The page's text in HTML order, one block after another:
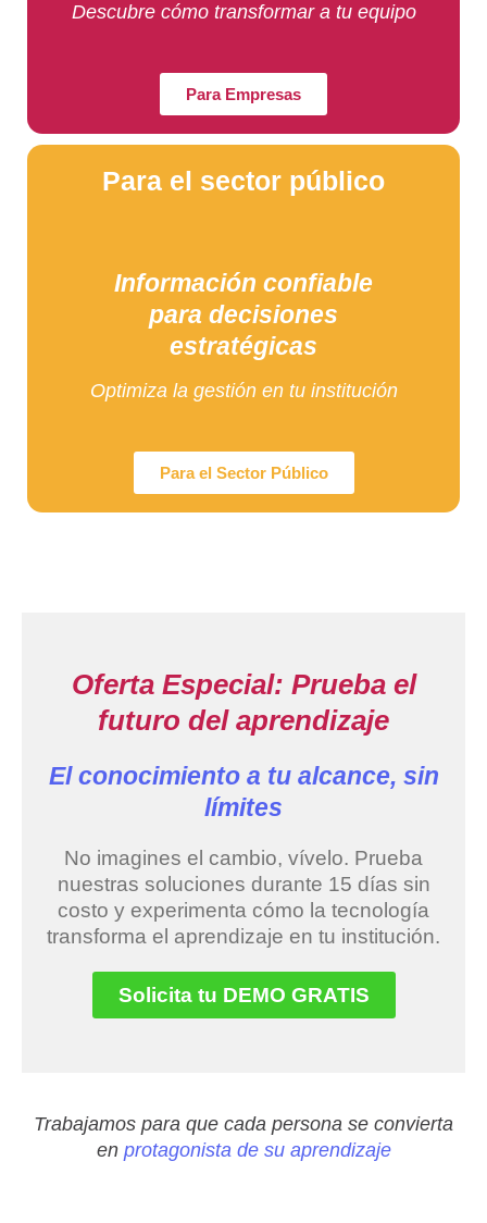
Descubre cómo transformar a tu equipo
Para Empresas
Para el sector público
Información confiable
para decisiones
estratégicas
Optimiza la gestión en tu institución
Para el Sector Público
Oferta Especial: Prueba el
futuro del aprendizaje
El conocimiento a tu alcance, sin
límites
No imagines el cambio, vívelo. Prueba
nuestras soluciones durante 15 días sin
costo y experimenta cómo la tecnología
transforma el aprendizaje en tu institución.
Solicita tu DEMO GRATIS
Trabajamos para que cada persona se convierta
en protagonista de su aprendizaje